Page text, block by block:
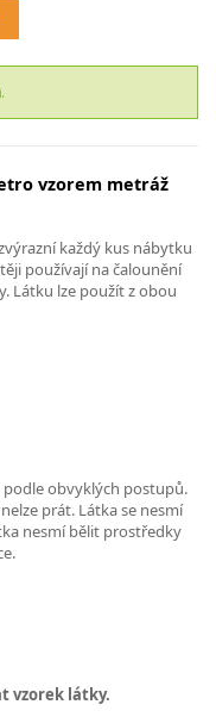
vzorem metráž
každý kus nábytku
používají na čalounění
Látku lze použít z obou
obvyklých postupů.
prát. Látka se nesmí
nesmí bělit prostředky
vzorek látky.